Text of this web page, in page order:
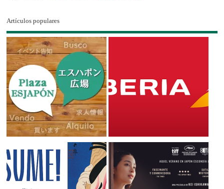
Artículos populares